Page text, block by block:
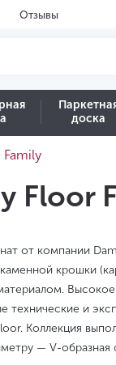
Отзывы
доска
Family
Floor
от компании
крошки
технические и
Коллекция
— V-образная